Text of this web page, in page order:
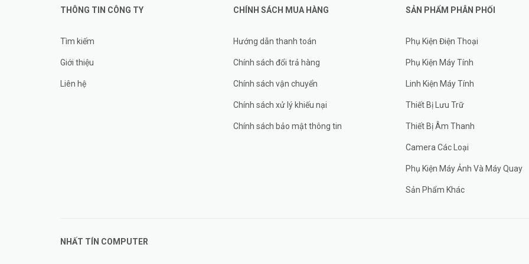
THÔNG TIN CÔNG TY
Tìm kiếm
Giới thiệu
Liên hệ
CHÍNH SÁCH MUA HÀNG
Hướng dẫn thanh toán
Chính sách đổi trả hàng
Chính sách vận chuyển
Chính sách xử lý khiếu nại
Chính sách bảo mật thông tin
SẢN PHẨM PHÂN PHỐI
Phụ Kiện Điện Thoại
Phụ Kiện Máy Tính
Linh Kiện Máy Tính
Thiết Bị Lưu Trữ
Thiết Bị Âm Thanh
Camera Các Loại
Phụ Kiện Máy Ảnh Và Máy Quay
Sản Phẩm Khác
NHẤT TÍN COMPUTER